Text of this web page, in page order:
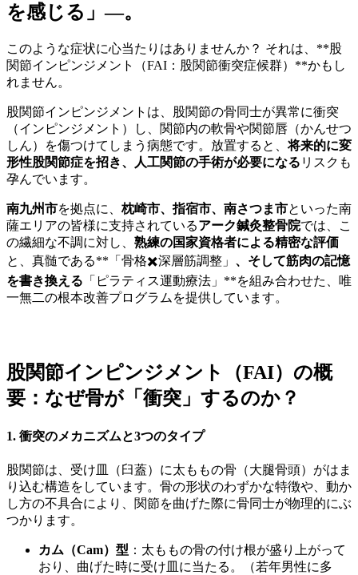
を感じる」—。
このような症状に心当たりはありませんか？ それは、**股
関節インピンジメント（FAI：股関節衝突症候群）**かもし
れません。
股関節インピンジメントは、股関節の骨同士が異常に衝突
（インピンジメント）し、関節内の軟骨や関節唇（かんせつ
しん）を傷つけてしまう病態です。放置すると、将来的に変
形性股関節症を招き、人工関節の手術が必要になる リスクも
孕んでいます。
南九州市を拠点に、 枕崎市、指宿市、南さつま市といった南
薩エリアの皆様に支持されているアーク鍼灸整骨院では、こ
の繊細な不調に対し、 熟練の国家資格者による精密な評価
と、真髄である**「骨格✖️深層筋調整」 、そして筋肉の記憶
を書き換える 「ピラティス運動療法」**を組み合わせた、唯
一無二の根本改善プログラムを提供しています。
股関節インピンジメント（FAI）の概
要：なぜ骨が「衝突」するのか？
1. 衝突のメカニズムと3つのタイプ
股関節は、受け皿（臼蓋）に太ももの骨（大腿骨頭）がはま
り込む構造をしています。骨の形状のわずかな特徴や、動か
し方の不具合により、関節を曲げた際に骨同士が物理的にぶ
つかります。
カム（Cam）型 ：太ももの骨の付け根が盛り上がって
おり、曲げた時に受け皿に当たる。（若年男性に多